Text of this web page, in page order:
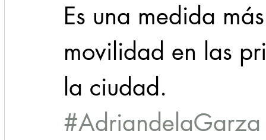
Es una medida
movilidad en las
la ciudad.
#AdriandelaGarza